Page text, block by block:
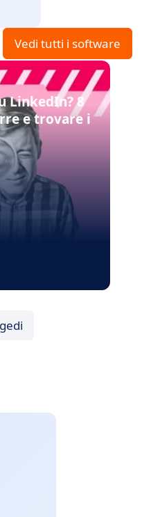
Vedi tutti i software
LinkedIn? 8
e trovare i